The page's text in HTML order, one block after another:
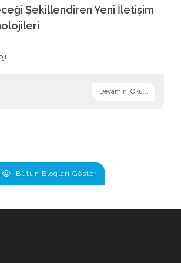
Şekillendiren Yeni İletişim
Devamını Oku...
Bütün Blogları Göster